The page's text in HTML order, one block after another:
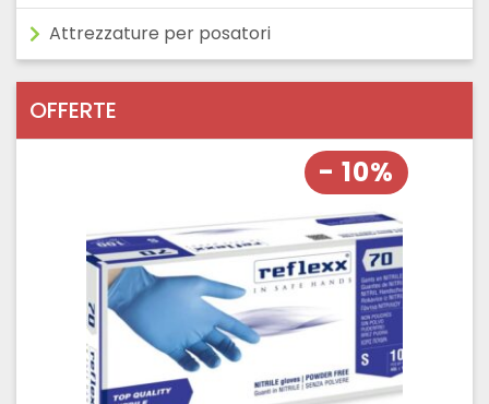
Attrezzature per posatori
OFFERTE
- 10%